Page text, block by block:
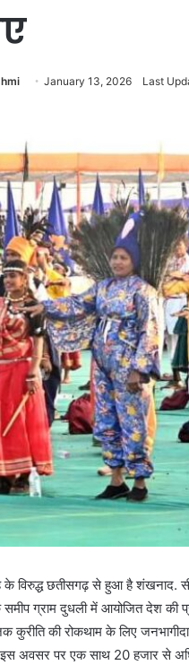
January 13, 2026 Last
के विरुद्ध छतीसगढ़ से हुआ है शंखनाद.
ग्राम दुधली में आयोजित देश की
कुरीति की रोकथाम के लिए
अवसर पर एक साथ 20 हजार से